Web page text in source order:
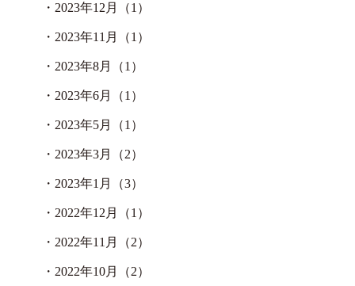
・ 2023年12月（1）
・ 2023年11月（1）
・ 2023年8月（1）
・ 2023年6月（1）
・ 2023年5月（1）
・ 2023年3月（2）
・ 2023年1月（3）
・ 2022年12月（1）
・ 2022年11月（2）
・ 2022年10月（2）